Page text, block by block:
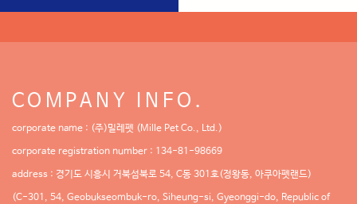
COMPANY INFO.
corporate name : (주)밀레펫 (Mille Pet Co., Ltd.)
corporate registration number : 134-81-98669
address : 경기도 시흥시 거북섬북로 54, C동 301호(정왕동, 아쿠아펫랜드)
(C-301, 54, Geobukseombuk-ro, Siheung-si, Gyeonggi-do, Republic of